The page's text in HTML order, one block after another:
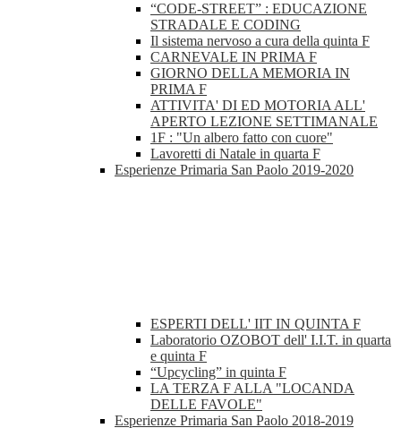
“CODE-STREET” : EDUCAZIONE
STRADALE E CODING
Il sistema nervoso a cura della quinta F
CARNEVALE IN PRIMA F
GIORNO DELLA MEMORIA IN
PRIMA F
ATTIVITA' DI ED MOTORIA ALL'
APERTO LEZIONE SETTIMANALE
1F : "Un albero fatto con cuore"
Lavoretti di Natale in quarta F
Esperienze Primaria San Paolo 2019-2020
ESPERTI DELL' IIT IN QUINTA F
Laboratorio OZOBOT dell' I.I.T. in quarta
e quinta F
“Upcycling” in quinta F
LA TERZA F ALLA "LOCANDA
DELLE FAVOLE"
Esperienze Primaria San Paolo 2018-2019